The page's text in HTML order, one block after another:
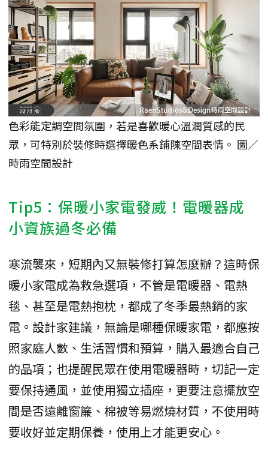
色彩能定調空間氛圍，若是喜歡暖心溫潤質感的民
眾，可特別於裝修時選擇暖色系鋪陳空間表情。 圖／
時雨空間設計
Tip5：保暖小家電發威！電暖器成
小資族過冬必備
寒流襲來，短期內又無裝修打算怎麼辦？這時保
暖小家電成為救急選項，不管是電暖器、電熱
毯、甚至是電熱抱枕，都成了冬季最熱銷的家
電。設計家建議，無論是哪種保暖家電，都應按
照家庭人數、生活習慣和預算，購入最適合自己
的品項；也提醒民眾在使用電暖器時，切記一定
要保持通風，並使用獨立插座，更要注意擺放空
間是否遠離窗簾、棉被等易燃燒材質，不使用時
要收好並定期保養，使用上才能更安心。